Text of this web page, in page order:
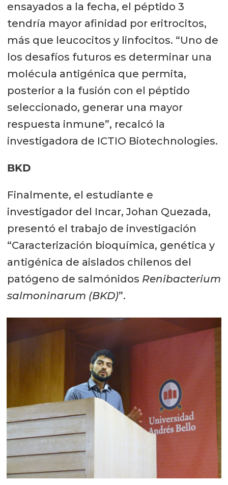
ensayados a la fecha, el péptido 3
tendría mayor afinidad por eritrocitos,
más que leucocitos y linfocitos. “Uno de
los desafíos futuros es determinar una
molécula antigénica que permita,
posterior a la fusión con el péptido
seleccionado, generar una mayor
respuesta inmune”, recalcó la
investigadora de ICTIO Biotechnologies.
BKD
Finalmente, el estudiante e
investigador del Incar, Johan Quezada,
presentó el trabajo de investigación
“Caracterización bioquímica, genética y
antigénica de aislados chilenos del
patógeno de salmónidos Renibacterium
salmoninarum (BKD)”.